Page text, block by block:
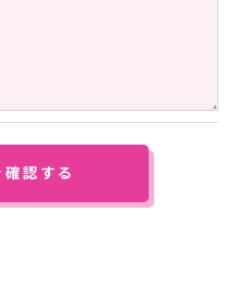
除･利用停止の手続につ